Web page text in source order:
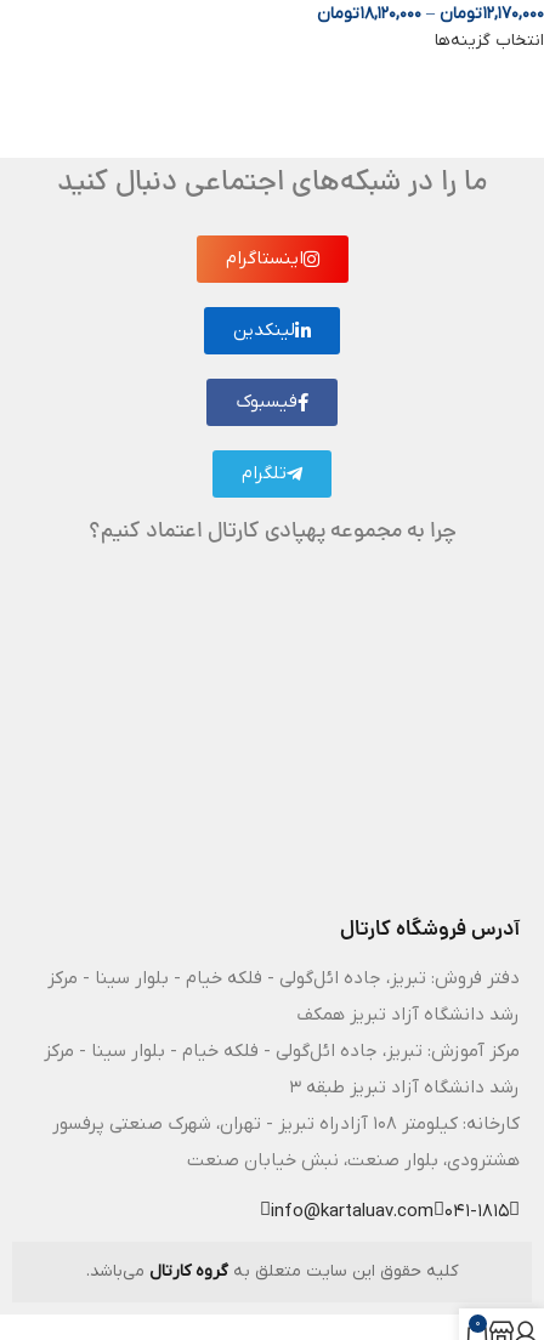
12,170,000تومان –
18,120,000تومان
انتخاب گزینه‌ها
ما را در شبکه‌های اجتماعی دنبال کنید
اینستاگرام
لینکدین
فیسبوک
تلگرام
چرا به مجموعه پهپادی کارتال اعتماد کنیم؟
آدرس فروشگاه کارتال
دفتر فروش: تبریز، جاده ائل‌گولی - فلکه خیام - بلوار سینا - مرکز
رشد دانشگاه آزاد تبریز همکف
مرکز آموزش: تبریز، جاده ائل‌گولی - فلکه خیام - بلوار سینا - مرکز
رشد دانشگاه آزاد تبریز طبقه 3
کارخانه: کیلومتر ۱۰۸ آزادراه تبریز - تهران، شهرک صنعتی پرفسور
هشترودی، بلوار صنعت، نبش خیابان صنعت
041-1815
info@kartaluav.com
کلیه حقوق این سایت متعلق بهگروه کارتال می‌باشد.
0